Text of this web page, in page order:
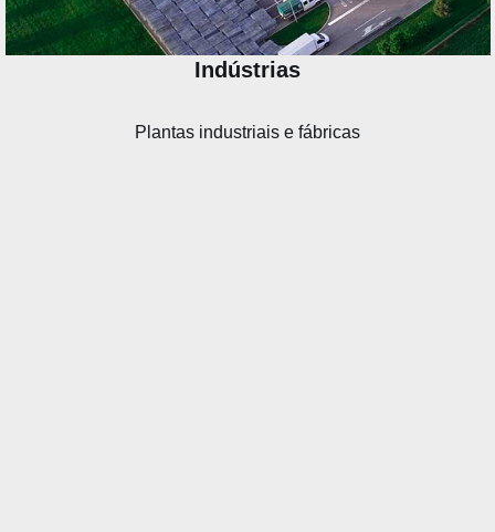
Indústrias
Plantas industriais e fábricas